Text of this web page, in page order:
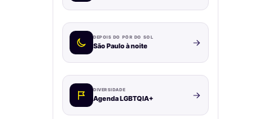
DEPOIS DO PÔR DO SOL
São Paulo à noite
DIVERSIDADE
Agenda LGBTQIA+